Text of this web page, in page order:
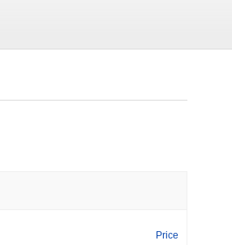
Price